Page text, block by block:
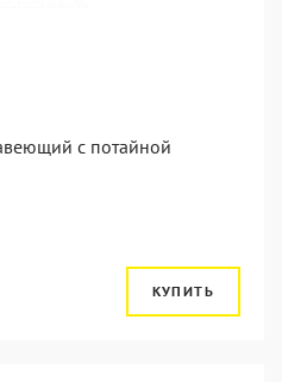
с потайной
КУПИТЬ